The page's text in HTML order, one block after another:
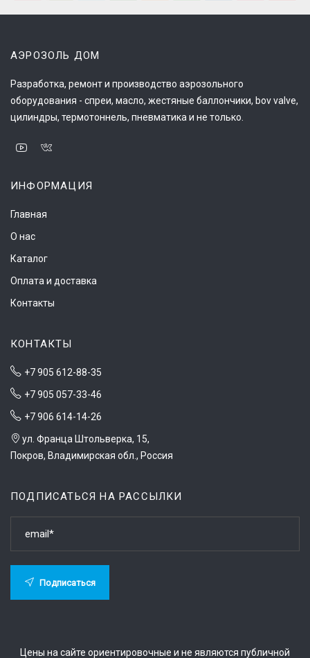
АЭРОЗОЛЬ ДОМ
Разработка, ремонт и производство аэрозольного
оборудования - спреи, масло, жестяные баллончики, bov valve,
цилиндры, термотоннель, пневматика и не только.
ИНФОРМАЦИЯ
Главная
О нас
Каталог
Оплата и доставка
Контакты
КОНТАКТЫ
+7 905 612-88-35
+7 905 057-33-46
+7 906 614-14-26
ул. Франца Штольверка, 15,
Покров, Владимирская обл., Россия
ПОДПИСАТЬСЯ НА РАССЫЛКИ
Подписаться
Цены на сайте ориентировочные и не являются публичной